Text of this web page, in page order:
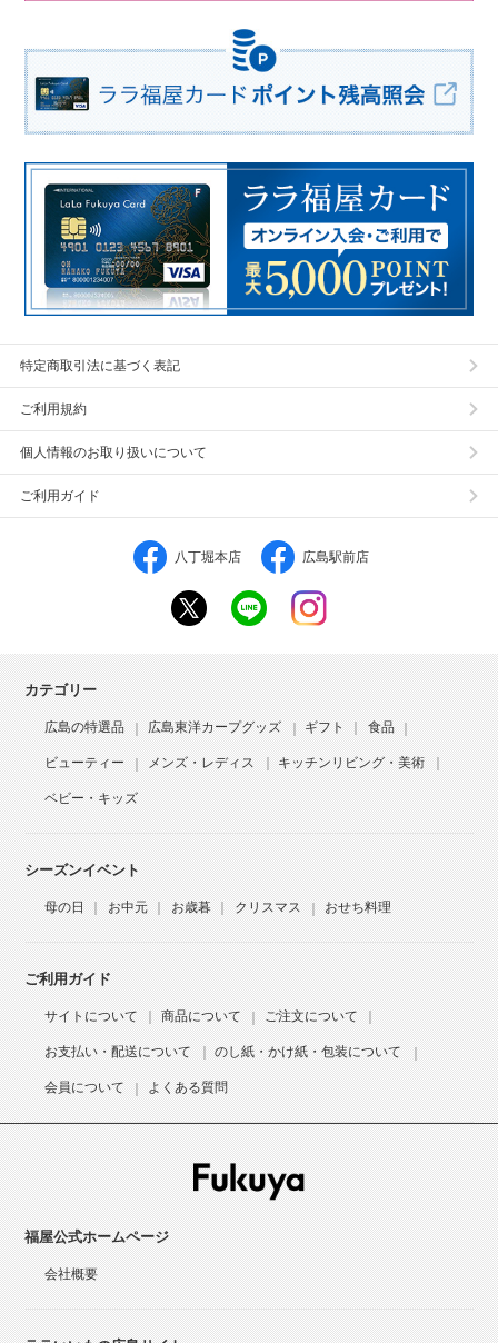
特定商取引法に基づく表記
ご利用規約
個人情報のお取り扱いについて
ご利用ガイド
八丁堀本店 広島駅前店
カテゴリー
広島の特選品 広島東洋カープグッズ ギフト 食品
ビューティー メンズ・レディス キッチンリビング・美術
ベビー・キッズ
シーズンイベント
母の日 お中元 お歳暮 クリスマス おせち料理
ご利用ガイド
サイトについて 商品について ご注文について
お支払い・配送について のし紙・かけ紙・包装について
会員について よくある質問
福屋公式ホームページ
会社概要